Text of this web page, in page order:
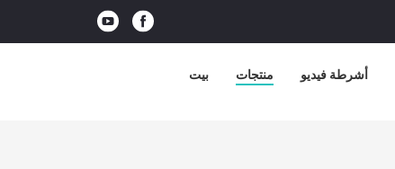
بيت منتجات أشرطة فيديو